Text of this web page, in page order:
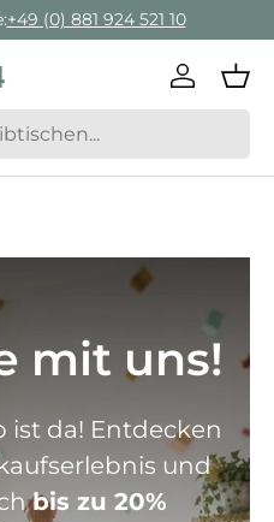
+ 49 (0) 881 924 521 22
mit uns!
ist da! Entdecken
und
bis zu 20%